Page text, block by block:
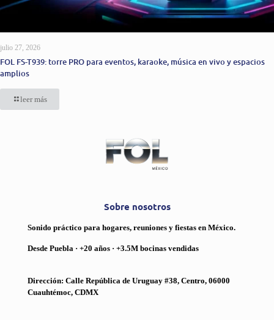
julio 27, 2026
FOL FS-T939: torre PRO para eventos, karaoke, música en vivo y espacios
amplios
leer más
Sobre nosotros
Sonido práctico para hogares, reuniones y fiestas en México.
Desde Puebla · +20 años · +3.5M bocinas vendidas
Dirección: Calle República de Uruguay #38, Centro, 06000
Cuauhtémoc, CDMX